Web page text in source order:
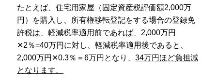
たとえば、住宅用家屋（固定資産税評価額2,000万
円）を購入し、所有権移転登記をする場合の登録免
許税は、軽減税率適用前であれば、2,000万円
✕2％=40万円に対し、軽減税率適用後であると、
2,000万円✕0.3％＝6万円となり、 34万円ほど負担減
となります。